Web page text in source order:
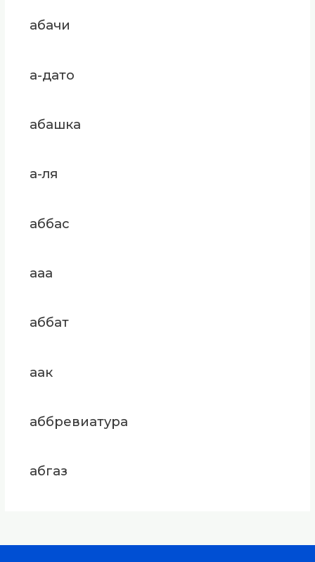
абачи
а-дато
абашка
а-ля
аббас
ааа
аббат
аак
аббревиатура
абгаз